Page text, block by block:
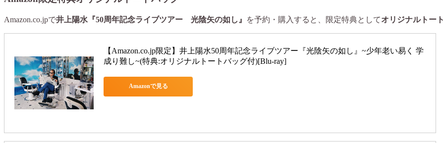
Amazon.co.jpで井上陽水『50周年記念ライブツアー 光陰矢の如し』 を予約・購入すると、限定特典としてオリジナルトー
【Amazon.co.jp限定】井上陽水50周年記念ライブツアー『光陰矢の如し』~少年老い易く 学
成り難し~(特典:オリジナルトートバッグ付)[Blu-ray]
Amazonで見る